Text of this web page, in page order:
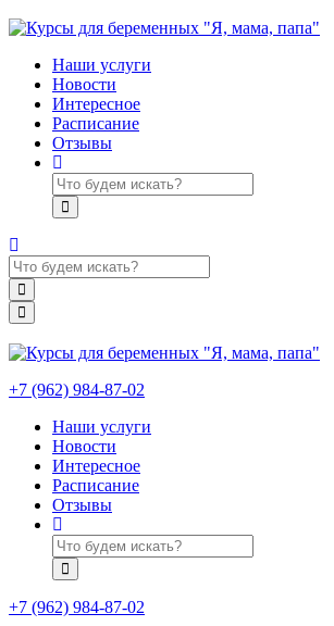
Наши услуги
Новости
Интересное
Расписание
Отзывы
+7 (962) 984-87-02
Наши услуги
Новости
Интересное
Расписание
Отзывы
+7 (962) 984-87-02